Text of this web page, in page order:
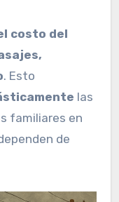
costo del
. Esto
las
familiares en
de